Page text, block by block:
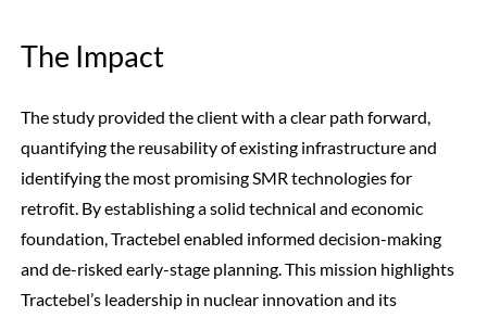
The Impact
The study provided the client with a clear path forward,
quantifying the reusability of existing infrastructure and
identifying the most promising SMR technologies for
retrofit. By establishing a solid technical and economic
foundation, Tractebel enabled informed decision-making
and de-risked early-stage planning. This mission highlights
Tractebel’s leadership in nuclear innovation and its